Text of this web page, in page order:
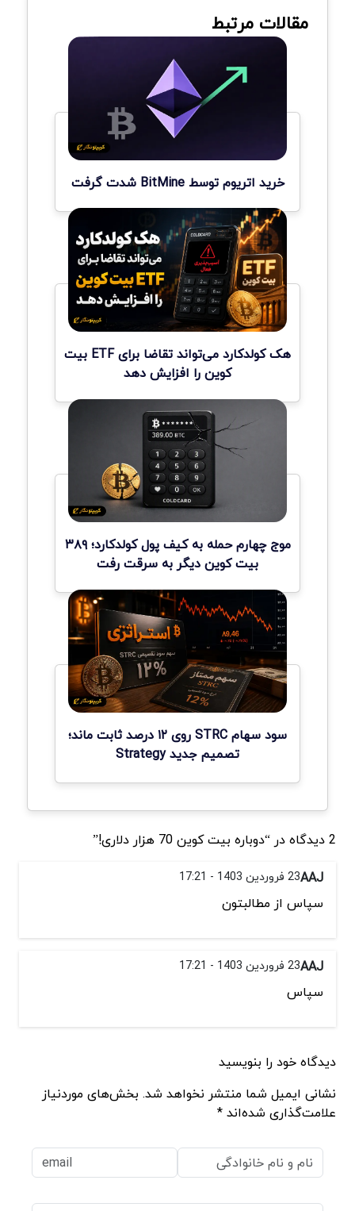
مقالات مرتبط
خرید اتریوم توسط BitMine شدت گرفت
هک کولدکارد می‌تواند تقاضا برای ETF بیت
کوین را افزایش دهد
موج چهارم حمله به کیف پول کولدکارد؛ ۳۸۹
بیت کوین دیگر به سرقت رفت
سود سهام STRC روی ۱۲ درصد ثابت ماند؛
تصمیم جدید Strategy
2 دیدگاه در “دوباره بیت کوین 70 هزار دلاری!”
AAJ23 فروردین 1403 - 17:21
سپاس از مطالبتون
AAJ23 فروردین 1403 - 17:21
سپاس
دیدگاه خود را بنویسید
نشانی ایمیل شما منتشر نخواهد شد. بخش‌های موردنیاز
علامت‌گذاری شده‌اند *